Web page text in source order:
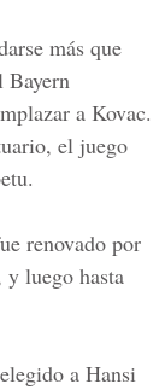
más que
Bayern
a Kovac.
el juego
renovado por
luego hasta
a Hansi